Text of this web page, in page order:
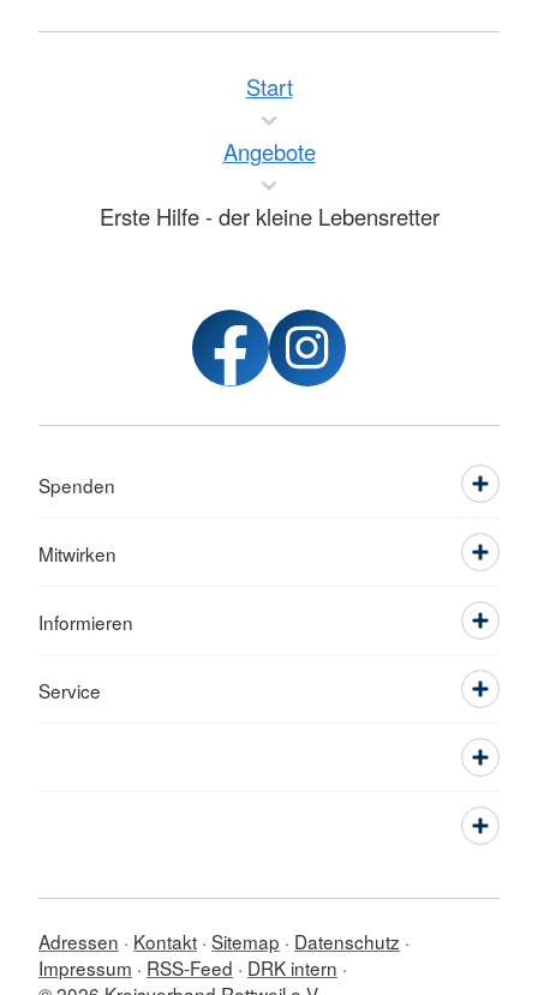
Start
Angebote
Erste Hilfe - der kleine Lebensretter
Spenden
Mitwirken
Informieren
Service
Adressen Kontakt Sitemap
Datenschutz
Impressum
RSS-Feed
DRK intern